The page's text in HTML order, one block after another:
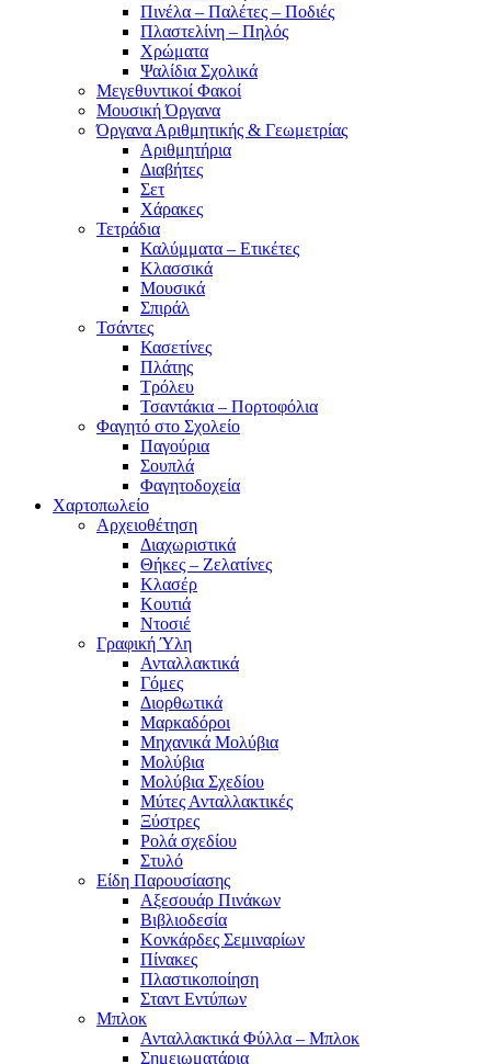
Πινέλα – Παλέτες – Ποδιές
Πλαστελίνη – Πηλός
Χρώματα
Ψαλίδια Σχολικά
Μεγεθυντικοί Φακοί
Μουσική Όργανα
Όργανα Αριθμητικής & Γεωμετρίας
Αριθμητήρια
Διαβήτες
Σετ
Χάρακες
Τετράδια
Καλύμματα – Ετικέτες
Κλασσικά
Μουσικά
Σπιράλ
Τσάντες
Κασετίνες
Πλάτης
Τρόλευ
Τσαντάκια – Πορτοφόλια
Φαγητό στο Σχολείο
Παγούρια
Σουπλά
Φαγητοδοχεία
Χαρτοπωλείο
Αρχειοθέτηση
Διαχωριστικά
Θήκες – Ζελατίνες
Κλασέρ
Κουτιά
Ντοσιέ
Γραφική Ύλη
Ανταλλακτικά
Γόμες
Διορθωτικά
Μαρκαδόροι
Μηχανικά Μολύβια
Μολύβια
Μολύβια Σχεδίου
Μύτες Ανταλλακτικές
Ξύστρες
Ρολά σχεδίου
Στυλό
Είδη Παρουσίασης
Αξεσουάρ Πινάκων
Βιβλιοδεσία
Κονκάρδες Σεμιναρίων
Πίνακες
Πλαστικοποίηση
Σταντ Εντύπων
Μπλοκ
Ανταλλακτικά Φύλλα – Μπλοκ
Σημειωματάρια